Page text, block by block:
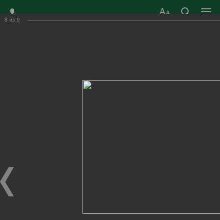
САМОУПРАВЛЕНИЯ
Главная
Открытие 30-й Недели культуры и спорта
Открытие 30-й Недели культуры и
8 из 9